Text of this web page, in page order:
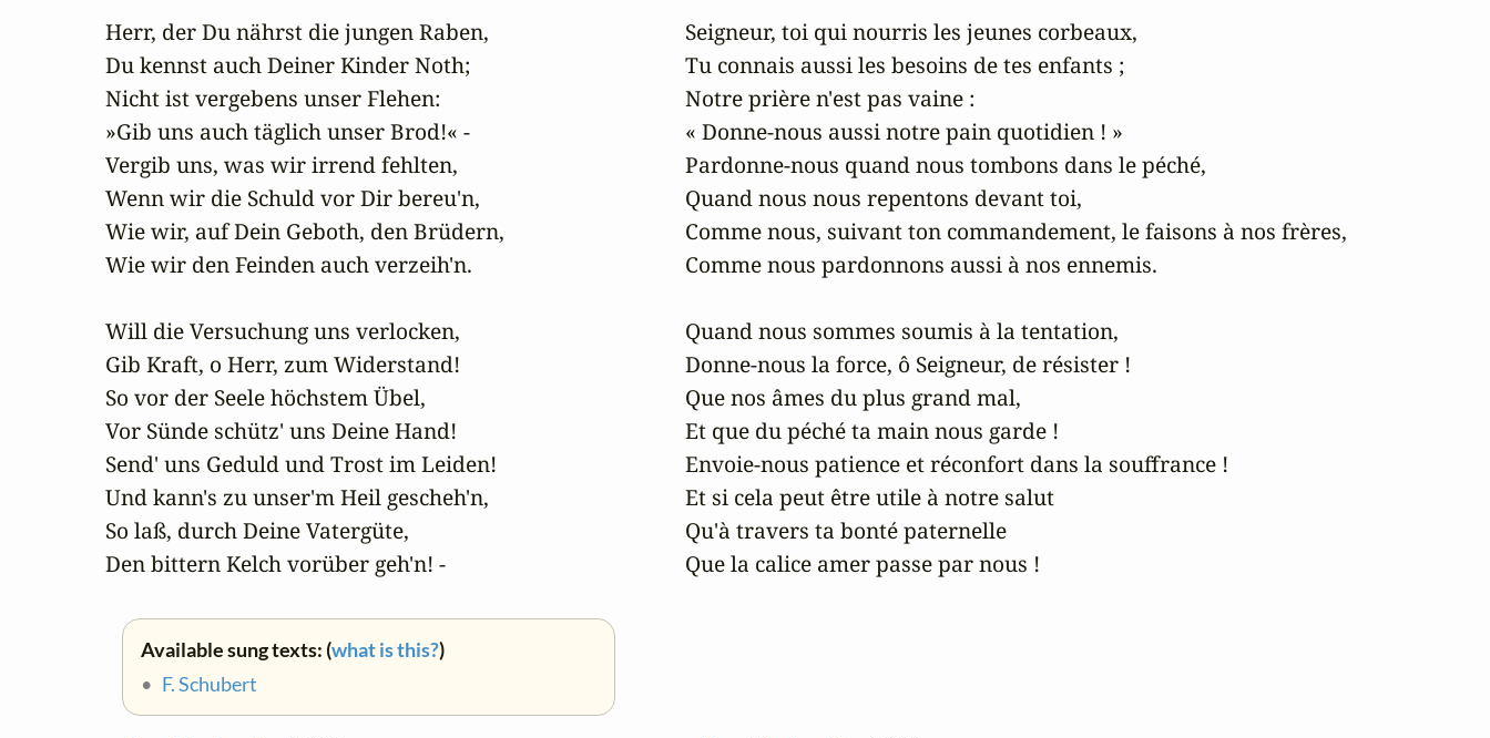
Herr, der Du nährst die jungen Raben,
Du kennst auch Deiner Kinder Noth;
Nicht ist vergebens unser Flehen:
»Gib uns auch täglich unser Brod!« -
Vergib uns, was wir irrend fehlten,
Wenn wir die Schuld vor Dir bereu'n,
Wie wir, auf Dein Geboth, den Brüdern,
Wie wir den Feinden auch verzeih'n.
Will die Versuchung uns verlocken,
Gib Kraft, o Herr, zum Widerstand!
So vor der Seele höchstem Übel,
Vor Sünde schütz' uns Deine Hand!
Send' uns Geduld und Trost im Leiden!
Und kann's zu unser'm Heil gescheh'n,
So laß, durch Deine Vatergüte,
Den bittern Kelch vorüber geh'n! -
Available sung texts: (what is this?)
• F. Schubert
Seigneur, toi qui nourris les jeunes corbeaux,
Tu connais aussi les besoins de tes enfants ;
Notre prière n'est pas vaine :
« Donne-nous aussi notre pain quotidien ! »
Pardonne-nous quand nous tombons dans le péché,
Quand nous nous repentons devant toi,
Comme nous, suivant ton commandement, le faisons à nos frères,
Comme nous pardonnons aussi à nos ennemis.
Quand nous sommes soumis à la tentation,
Donne-nous la force, ô Seigneur, de résister !
Que nos âmes du plus grand mal,
Et que du péché ta main nous garde !
Envoie-nous patience et réconfort dans la souffrance !
Et si cela peut être utile à notre salut
Qu'à travers ta bonté paternelle
Que la calice amer passe par nous !